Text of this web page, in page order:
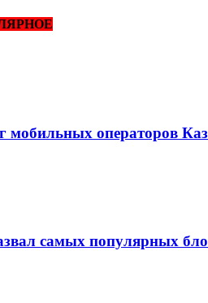
мобильных операторов
самых популярных